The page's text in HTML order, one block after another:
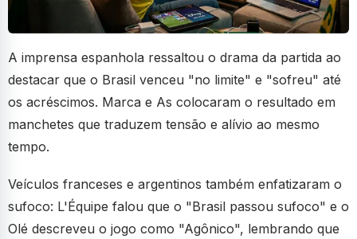
A imprensa espanhola ressaltou o drama da partida ao
destacar que o Brasil venceu "no limite" e "sofreu" até
os acréscimos. Marca e As colocaram o resultado em
manchetes que traduzem tensão e alívio ao mesmo
tempo.
Veículos franceses e argentinos também enfatizaram o
sufoco: L'Équipe falou que o "Brasil passou sufoco" e o
Olé descreveu o jogo como "Agônico", lembrando que